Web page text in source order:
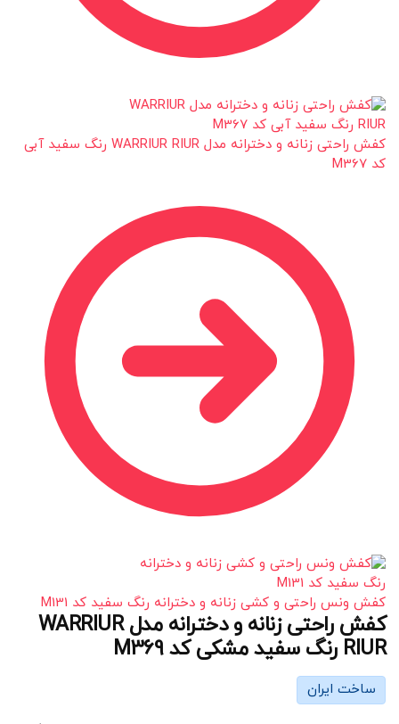
کفش راحتی زنانه و دخترانه مدل WARRIUR RIUR رنگ سفید آبی
کد M367
کفش ونس راحتی و کشی زنانه و دخترانه رنگ سفید کد M131
کفش راحتی زنانه و دخترانه مدل WARRIUR
RIUR رنگ سفید مشکی کد M369
ساخت ایران